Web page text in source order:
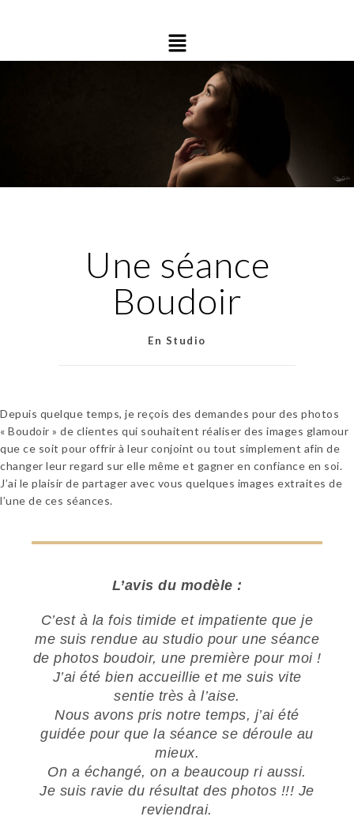
Une séance
Boudoir
En Studio
Depuis quelque temps, je reçois des demandes pour des photos
« Boudoir » de clientes qui souhaitent réaliser des images glamour
que ce soit pour offrir à leur conjoint ou tout simplement afin de
changer leur regard sur elle même et gagner en confiance en soi.
J’ai le plaisir de partager avec vous quelques images extraites de
l’une de ces séances.
L’avis du modèle :
C’est à la fois timide et impatiente que je
me suis rendue au studio pour une séance
de photos boudoir, une première pour moi !
J’ai été bien accueillie et me suis vite
sentie très à l’aise.
Nous avons pris notre temps, j’ai été
guidée pour que la séance se déroule au
mieux.
On a échangé, on a beaucoup ri aussi.
Je suis ravie du résultat des photos !!! Je
reviendrai.